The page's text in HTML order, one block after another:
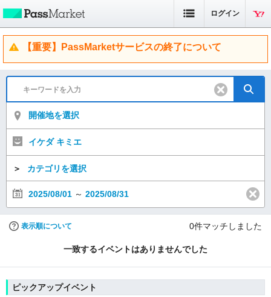
ログイン
【重要】PassMarketサービスの終了について
開催地を選択
イケダ キミエ
＞ カテゴリを選択
2025/08/01 ～ 2025/08/31
表示順について 0件マッチしました
一致するイベントはありませんでした
ピックアップイベント